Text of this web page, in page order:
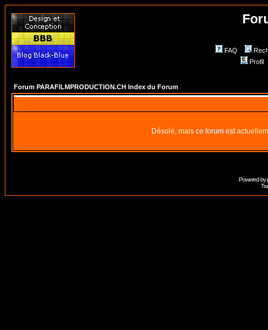
FAQ
Profil
Forum PARAFILMPRODUCTION.CH Index du Forum
Désolé, mais ce forum est
Powered by